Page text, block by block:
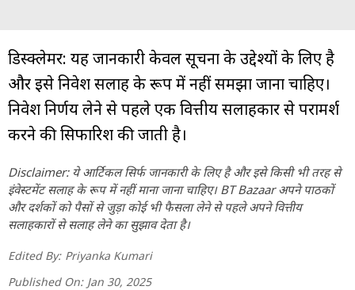
डिस्क्लेमर: यह जानकारी केवल सूचना के उद्देश्यों के लिए है
और इसे निवेश सलाह के रूप में नहीं समझा जाना चाहिए।
निवेश निर्णय लेने से पहले एक वित्तीय सलाहकार से परामर्श
करने की सिफारिश की जाती है।
Disclaimer: ये आर्टिकल सिर्फ जानकारी के लिए है और इसे किसी भी तरह से
इंवेस्टमेंट सलाह के रूप में नहीं माना जाना चाहिए। BT Bazaar अपने पाठकों
और दर्शकों को पैसों से जुड़ा कोई भी फैसला लेने से पहले अपने वित्तीय
सलाहकारों से सलाह लेने का सुझाव देता है।
Edited By: Priyanka Kumari
Published On: Jan 30, 2025